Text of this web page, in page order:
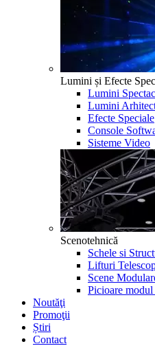
Lumini și Efecte
Lumini
Lumini
Efecte Speciale
Console
Sisteme Video
Scenotehnică
Schele si
Lifturi
Scene
Picioare modul
Noutăţi
Promoţii
Știri
Contact